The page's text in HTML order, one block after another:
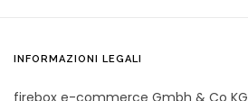
INFORMAZIONI LEGALI